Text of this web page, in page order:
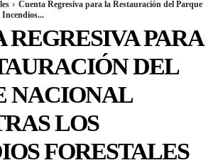
Cuenta Regresiva para la Restauración del Parque
Incendios...
REGRESIVA PARA
DEL
NACIONAL
LOS
FORESTALES